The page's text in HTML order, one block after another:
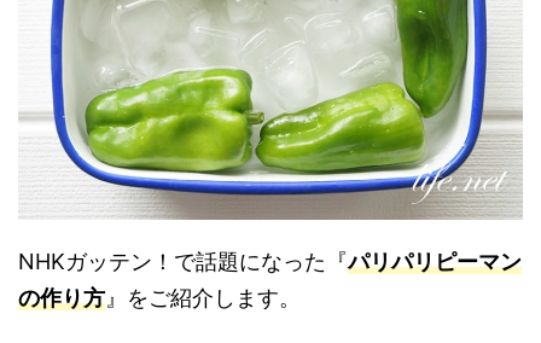
NHKガッテン！で話題になった『パリパリピーマン
の作り方 』をご紹介します。